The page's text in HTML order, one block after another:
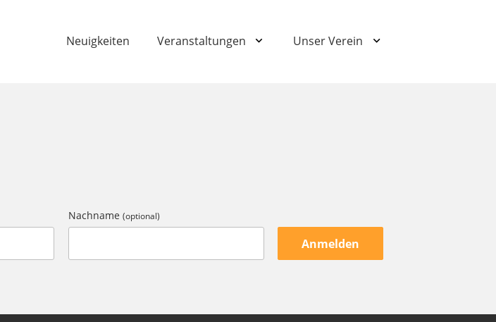
Neuigkeiten Veranstaltungen Unser Verein
Nachname (optional)